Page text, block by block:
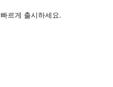
르게 출시하세요.